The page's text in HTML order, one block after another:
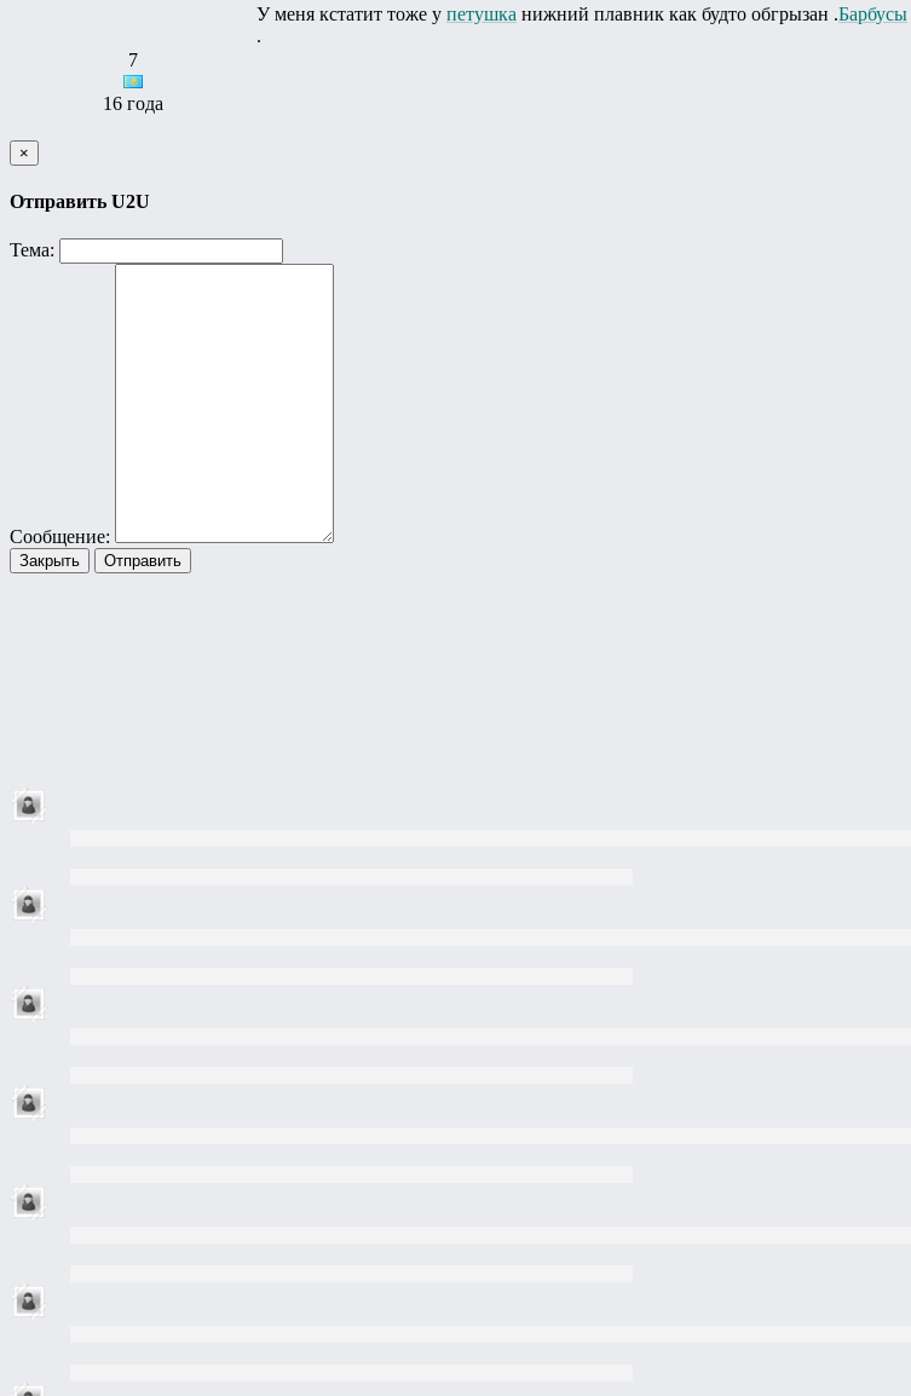
7
16 года
У меня кстатит тоже у петушка нижний плавник как будто обгрызан .Барбусы
.
×
Отправить U2U
Тема:
Сообщение:
Закрыть Отправить